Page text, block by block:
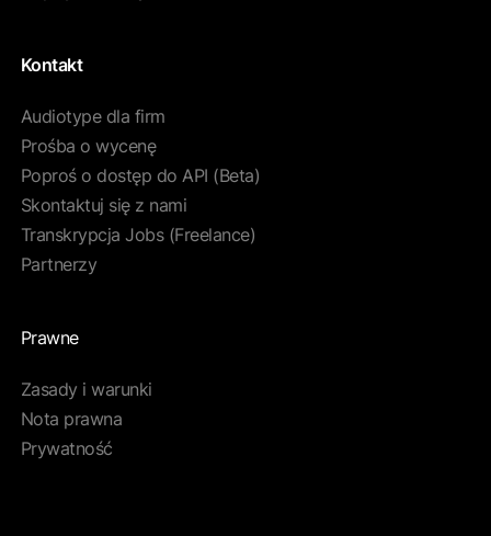
Kontakt
Audiotype dla firm
Prośba o wycenę
Poproś o dostęp do API (Beta)
Skontaktuj się z nami
Transkrypcja Jobs (Freelance)
Partnerzy
Prawne
Zasady i warunki
Nota prawna
Prywatność